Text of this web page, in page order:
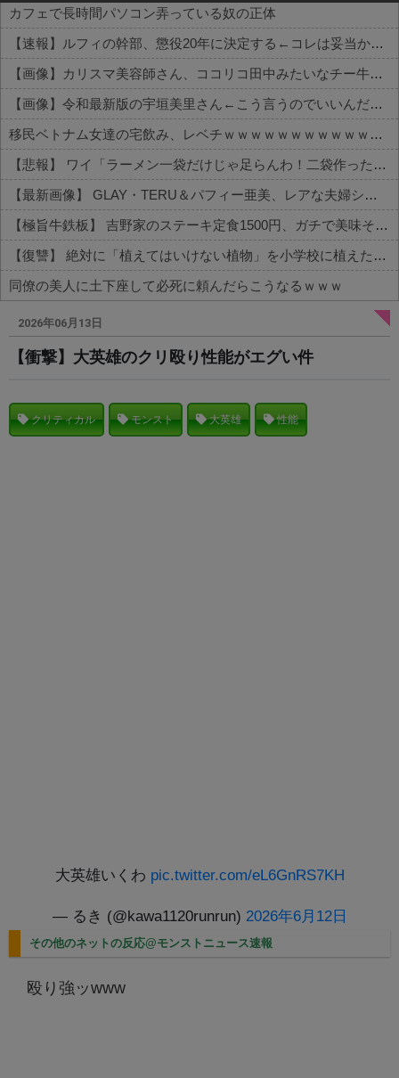
カフェで長時間パソコン弄っている奴の正体
【速報】ルフィの幹部、懲役20年に決定する←コレは妥当か？？？？？？？
【画像】カリスマ美容師さん、ココリコ田中みたいなチー牛を大変身させた結果がこちらw w w w w w w w w w w
【画像】令和最新版の宇垣美里さん←こう言うのでいいんだよが目一杯詰まってると話題にw w w w w w w w w
移民ベトナム女達の宅飲み、レベチｗｗｗｗｗｗｗｗｗｗｗｗｗｗｗｗｗｗｗｗｗｗｗｗ
【悲報】 ワイ「ラーメン一袋だけじゃ足らんわ！二袋作ったろ！」→結果ｗｗｗ
【最新画像】 GLAY・TERU＆パフィー亜美、レアな夫婦ショットを公開してしまう！
【極旨牛鉄板】 吉野家のステーキ定食1500円、ガチで美味そうｗｗｗ
【復讐】 絶対に「植えてはいけない植物」を小学校に植えた→20年経って見に行くと…「！？」衝撃の光景が・・・
同僚の美人に土下座して必死に頼んだらこうなるｗｗｗ
Powered by livedoor 相互RSS
2026年06月13日
【衝撃】大英雄のクリ殴り性能がエグい件
クリティカル モンスト 大英雄 性能
大英雄いくわ pic.twitter.com/eL6GnRS7KH
— るき (@kawa1120runrun) 2026年6月12日
その他のネットの反応@モンストニュース速報
殴り強ッwww